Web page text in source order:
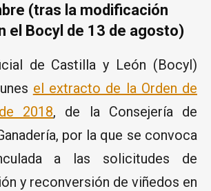
(tras la modificación
el Bocyl de 13 de agosto)
de Castilla y León (Bocyl)
el extracto de la Orden de
2018, de la Consejería de
por la que se convoca
a las solicitudes de
y reconversión de viñedos en